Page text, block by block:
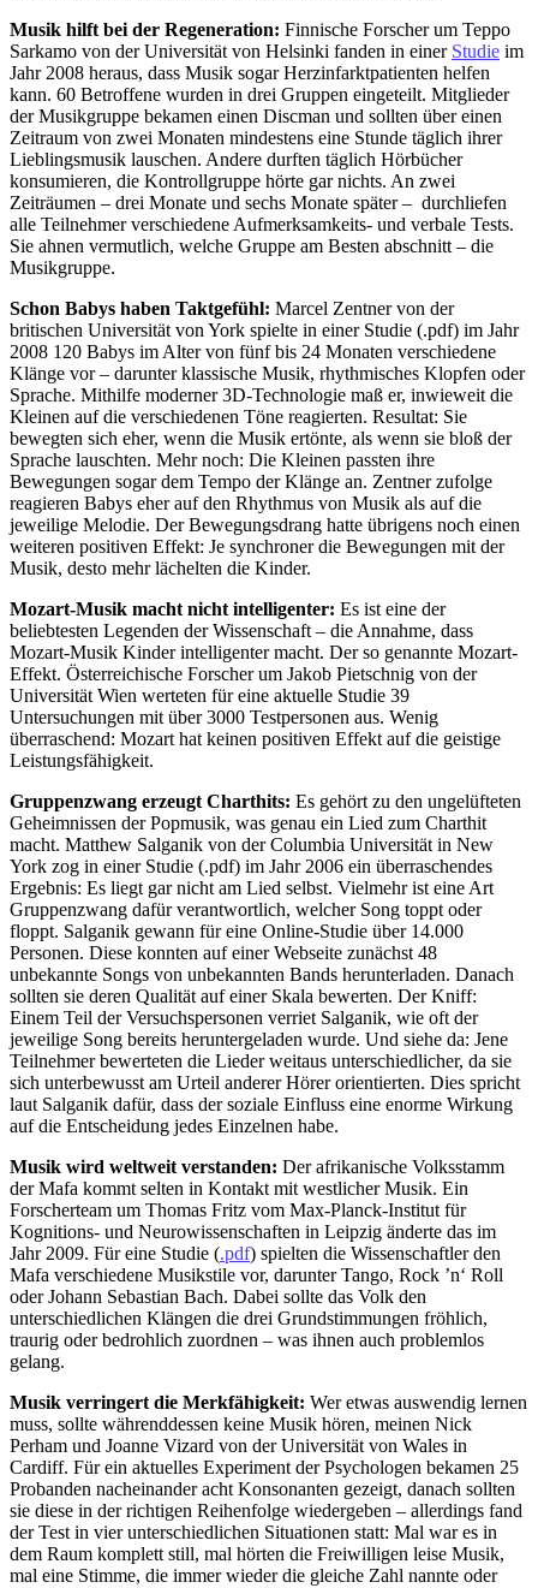
Musik hilft bei der Regeneration: Finnische Forscher um Teppo
Sarkamo von der Universität von Helsinki fanden in einer Studie im
Jahr 2008 heraus, dass Musik sogar Herzinfarktpatienten helfen
kann. 60 Betroffene wurden in drei Gruppen eingeteilt. Mitglieder
der Musikgruppe bekamen einen Discman und sollten über einen
Zeitraum von zwei Monaten mindestens eine Stunde täglich ihrer
Lieblingsmusik lauschen. Andere durften täglich Hörbücher
konsumieren, die Kontrollgruppe hörte gar nichts. An zwei
Zeiträumen – drei Monate und sechs Monate später – durchliefen
alle Teilnehmer verschiedene Aufmerksamkeits- und verbale Tests.
Sie ahnen vermutlich, welche Gruppe am Besten abschnitt – die
Musikgruppe.
Schon Babys haben Taktgefühl: Marcel Zentner von der
britischen Universität von York spielte in einer Studie (.pdf) im Jahr
2008 120 Babys im Alter von fünf bis 24 Monaten verschiedene
Klänge vor – darunter klassische Musik, rhythmisches Klopfen oder
Sprache. Mithilfe moderner 3D-Technologie maß er, inwieweit die
Kleinen auf die verschiedenen Töne reagierten. Resultat: Sie
bewegten sich eher, wenn die Musik ertönte, als wenn sie bloß der
Sprache lauschten. Mehr noch: Die Kleinen passten ihre
Bewegungen sogar dem Tempo der Klänge an. Zentner zufolge
reagieren Babys eher auf den Rhythmus von Musik als auf die
jeweilige Melodie. Der Bewegungsdrang hatte übrigens noch einen
weiteren positiven Effekt: Je synchroner die Bewegungen mit der
Musik, desto mehr lächelten die Kinder.
Mozart-Musik macht nicht intelligenter: Es ist eine der
beliebtesten Legenden der Wissenschaft – die Annahme, dass
Mozart-Musik Kinder intelligenter macht. Der so genannte Mozart-
Effekt. Österreichische Forscher um Jakob Pietschnig von der
Universität Wien werteten für eine aktuelle Studie 39
Untersuchungen mit über 3000 Testpersonen aus. Wenig
überraschend: Mozart hat keinen positiven Effekt auf die geistige
Leistungsfähigkeit.
Gruppenzwang erzeugt Charthits: Es gehört zu den ungelüfteten
Geheimnissen der Popmusik, was genau ein Lied zum Charthit
macht. Matthew Salganik von der Columbia Universität in New
York zog in einer Studie (.pdf) im Jahr 2006 ein überraschendes
Ergebnis: Es liegt gar nicht am Lied selbst. Vielmehr ist eine Art
Gruppenzwang dafür verantwortlich, welcher Song toppt oder
floppt. Salganik gewann für eine Online-Studie über 14.000
Personen. Diese konnten auf einer Webseite zunächst 48
unbekannte Songs von unbekannten Bands herunterladen. Danach
sollten sie deren Qualität auf einer Skala bewerten. Der Kniff:
Einem Teil der Versuchspersonen verriet Salganik, wie oft der
jeweilige Song bereits heruntergeladen wurde. Und siehe da: Jene
Teilnehmer bewerteten die Lieder weitaus unterschiedlicher, da sie
sich unterbewusst am Urteil anderer Hörer orientierten. Dies spricht
laut Salganik dafür, dass der soziale Einfluss eine enorme Wirkung
auf die Entscheidung jedes Einzelnen habe.
Musik wird weltweit verstanden: Der afrikanische Volksstamm
der Mafa kommt selten in Kontakt mit westlicher Musik. Ein
Forscherteam um Thomas Fritz vom Max-Planck-Institut für
Kognitions- und Neurowissenschaften in Leipzig änderte das im
Jahr 2009. Für eine Studie (.pdf) spielten die Wissenschaftler den
Mafa verschiedene Musikstile vor, darunter Tango, Rock ’n‘ Roll
oder Johann Sebastian Bach. Dabei sollte das Volk den
unterschiedlichen Klängen die drei Grundstimmungen fröhlich,
traurig oder bedrohlich zuordnen – was ihnen auch problemlos
gelang.
Musik verringert die Merkfähigkeit: Wer etwas auswendig lernen
muss, sollte währenddessen keine Musik hören, meinen Nick
Perham und Joanne Vizard von der Universität von Wales in
Cardiff. Für ein aktuelles Experiment der Psychologen bekamen 25
Probanden nacheinander acht Konsonanten gezeigt, danach sollten
sie diese in der richtigen Reihenfolge wiedergeben – allerdings fand
der Test in vier unterschiedlichen Situationen statt: Mal war es in
dem Raum komplett still, mal hörten die Freiwilligen leise Musik,
mal eine Stimme, die immer wieder die gleiche Zahl nannte oder